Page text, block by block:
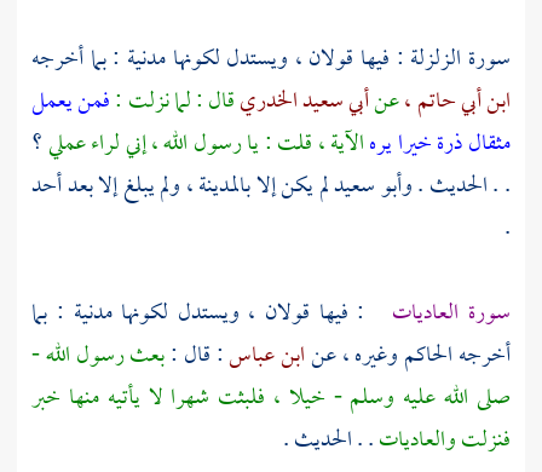
سورة الزلزلة : فيها قولان ، ويستدل لكونها مدنية : بما أخرجه
ابن أبي حاتم ،عنأبي سعيد الخدريقال : لما نزلت :فمن يعمل
مثقال ذرة خيرا يرهالآية ، قلت : يا رسول الله ، إني لراء عملي؟
. . الحديث .وأبو سعيدلم يكن إلابالمدينة، ولم يبلغ إلا بعدأحد
.
سورة العاديات
: فيها قولان ، ويستدل لكونها مدنية : بما
أخرجهالحاكموغيره ، عنابن عباس: قال :بعث رسول الله -
صلى الله عليه وسلم - خيلا ، فلبثت شهرا لا يأتيه منها خبر
فنزلت والعاديات. . الحديث .